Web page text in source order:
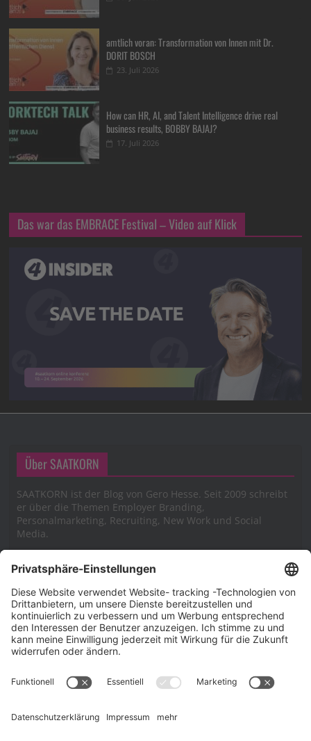
amtlich voran: Transformation von Innen mit Dr.
DORIT BOSCH
23. Juli 2026
How can HR, AI, and Talent Intelligence drive real
business results, BOBBY BAJAJ?
17. Juli 2026
Das war das EMBRACE Festival – Video auf Klick
Über SAATKORN
SAATKORN ist der Blog von Gero Hesse. Seit 2009 schreibt
er über die Themen Employer Branding,
Personalmarketing, Recruiting, New Work und Social
Media.
Impressum
Impressum
Cookie-Richtlinie (EU)